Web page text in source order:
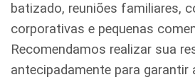
batizado, reuniões familiares,
corporativas e pequenas
Recomendamos realizar sua
antecipadamente para garantir